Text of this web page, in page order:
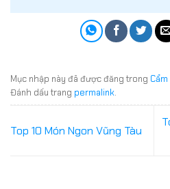
Mục nhập này đã được đăng trong
Đánh dấu trang permalink.
Top 10 Món Ngon Vũng Tàu